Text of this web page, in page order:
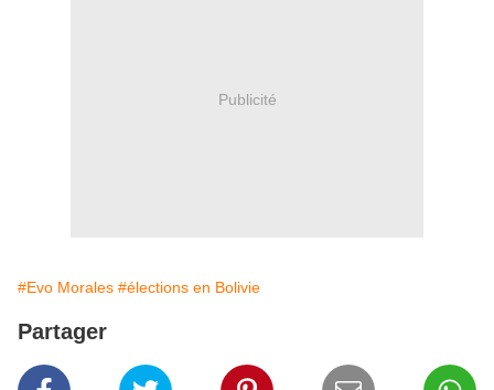
Publicité
#Evo Morales #élections en Bolivie
Partager